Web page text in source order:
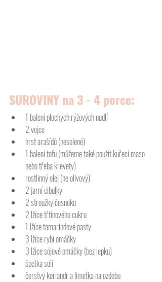
SUROVINY na 3 - 4 porce:
1 balení plochých rýžových nudlí
2 vejce
hrst arašídů (nesolené)
1 balení tofu (můžeme také použít kuřecí maso
nebo třeba krevety)
rostlinný olej (ne olivový)
2 jarní cibulky
2 stroužky česneku
2 lžíce třtinového cukru
1 lžíce tamarindové pasty
3 lžíce rybí omáčky
3 lžíce sójové omáčky (bez lepku)
špetka soli
čerstvý koriandr a limetka na ozdobu